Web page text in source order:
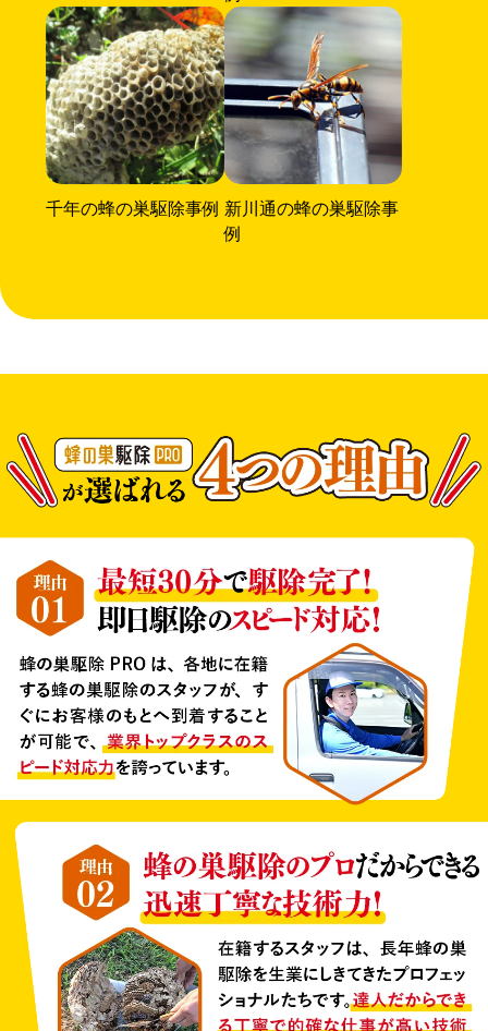
千年の蜂の巣駆除事例 新川通の蜂の巣駆除事
例